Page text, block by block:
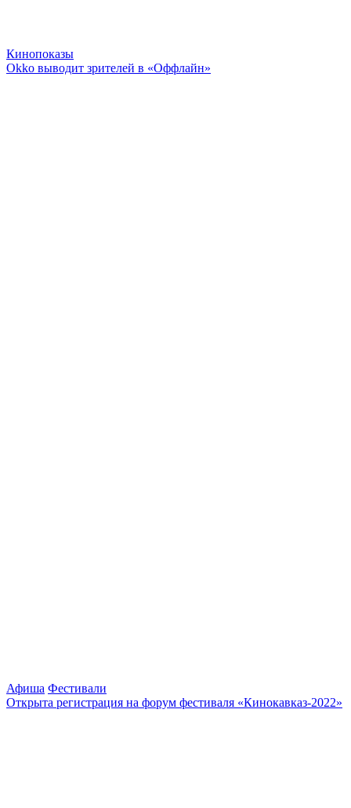
Кинопоказы
Okko выводит зрителей в «Оффлайн»
Афиша Фестивали
Открыта регистрация на форум фестиваля «Кинокавказ-2022»